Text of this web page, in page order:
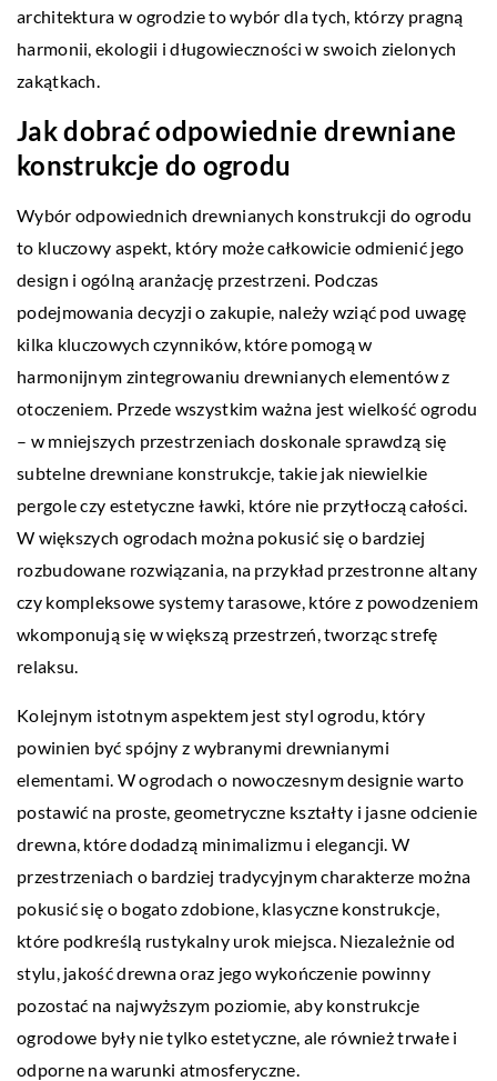
architektura w ogrodzie to wybór dla tych, którzy pragną
harmonii, ekologii i długowieczności w swoich zielonych
zakątkach.
Jak dobrać odpowiednie drewniane
konstrukcje do ogrodu
Wybór odpowiednich drewnianych konstrukcji do ogrodu
to kluczowy aspekt, który może całkowicie odmienić jego
design i ogólną aranżację przestrzeni. Podczas
podejmowania decyzji o zakupie, należy wziąć pod uwagę
kilka kluczowych czynników, które pomogą w
harmonijnym zintegrowaniu drewnianych elementów z
otoczeniem. Przede wszystkim ważna jest wielkość ogrodu
– w mniejszych przestrzeniach doskonale sprawdzą się
subtelne drewniane konstrukcje, takie jak niewielkie
pergole czy estetyczne ławki, które nie przytłoczą całości.
W większych ogrodach można pokusić się o bardziej
rozbudowane rozwiązania, na przykład przestronne altany
czy kompleksowe systemy tarasowe, które z powodzeniem
wkomponują się w większą przestrzeń, tworząc strefę
relaksu.
Kolejnym istotnym aspektem jest styl ogrodu, który
powinien być spójny z wybranymi drewnianymi
elementami. W ogrodach o nowoczesnym designie warto
postawić na proste, geometryczne kształty i jasne odcienie
drewna, które dodadzą minimalizmu i elegancji. W
przestrzeniach o bardziej tradycyjnym charakterze można
pokusić się o bogato zdobione, klasyczne konstrukcje,
które podkreślą rustykalny urok miejsca. Niezależnie od
stylu, jakość drewna oraz jego wykończenie powinny
pozostać na najwyższym poziomie, aby konstrukcje
ogrodowe były nie tylko estetyczne, ale również trwałe i
odporne na warunki atmosferyczne.